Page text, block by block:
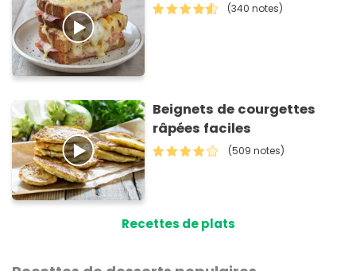
(340 notes)
Beignets de courgettes
râpées faciles
(509 notes)
Recettes de plats